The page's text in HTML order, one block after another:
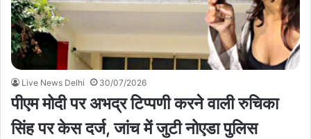
Live News Delhi 30/07/2026
पीएम मोदी पर अभद्र टिप्पणी करने वाली रुचिका
सिंह पर केस दर्ज, जांच में जुटी नोएडा पुलिस